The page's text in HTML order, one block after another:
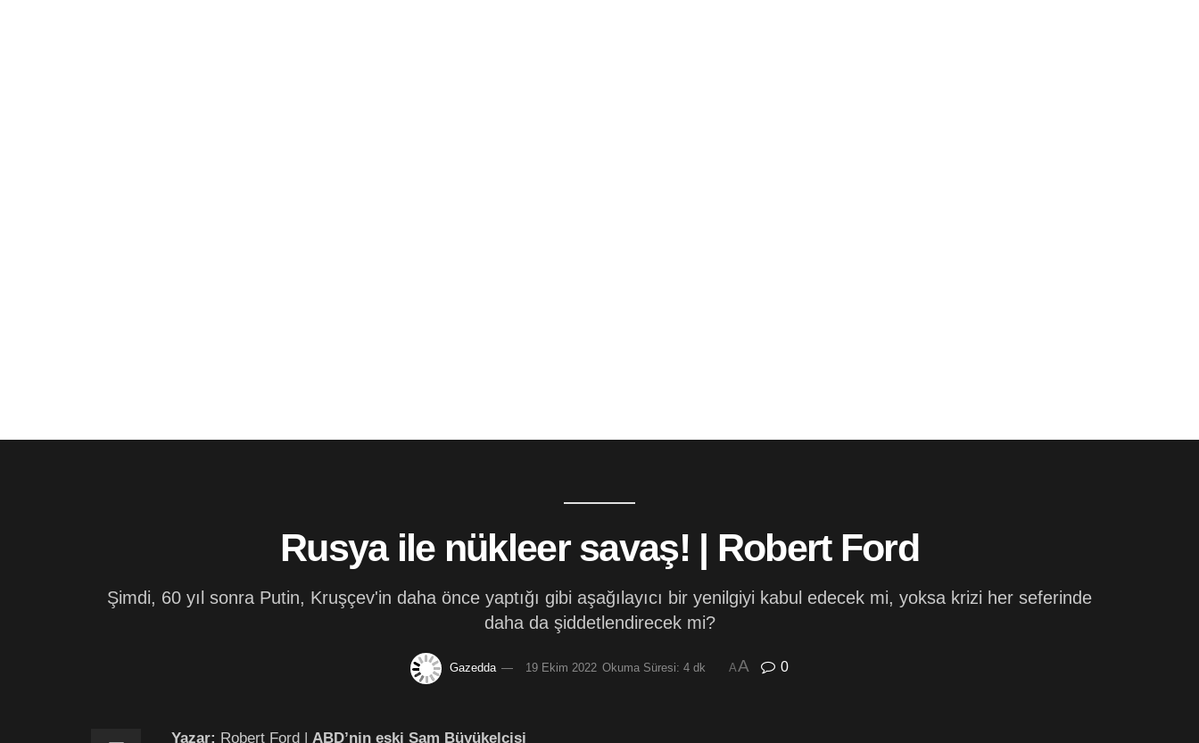
Rusya ile nükleer savaş! | Robert Ford
Şimdi, 60 yıl sonra Putin, Kruşçev'in daha önce yaptığı gibi aşağılayıcı bir yenilgiyi kabul edecek mi, yoksa krizi her seferinde
daha da şiddetlendirecek mi?
Gazedda 19 Ekim 2022 Okuma Süresi: 4 dk AA 0
Yazar: Robert Ford | ABD’nin eski Şam Büyükelçisi